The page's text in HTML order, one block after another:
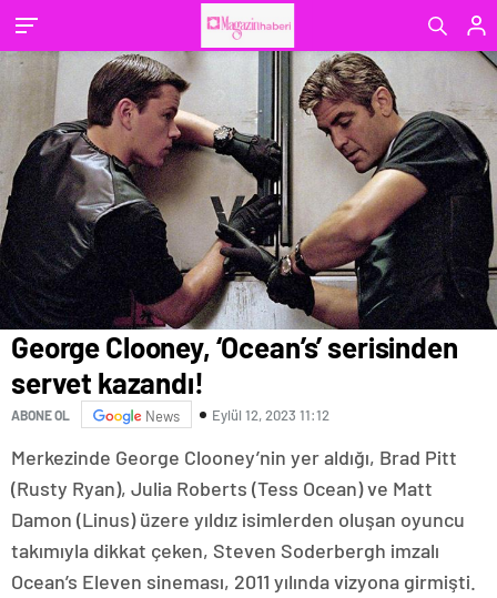
George Clooney, ‘Ocean’s’ serisinden
servet kazandı!
ABONE OL News Eylül 12, 2023 11:12
Merkezinde George Clooney’nin yer aldığı, Brad Pitt
(Rusty Ryan), Julia Roberts (Tess Ocean) ve Matt
Damon (Linus) üzere yıldız isimlerden oluşan oyuncu
takımıyla dikkat çeken, Steven Soderbergh imzalı
Ocean’s Eleven sineması, 2011 yılında vizyona girmişti.